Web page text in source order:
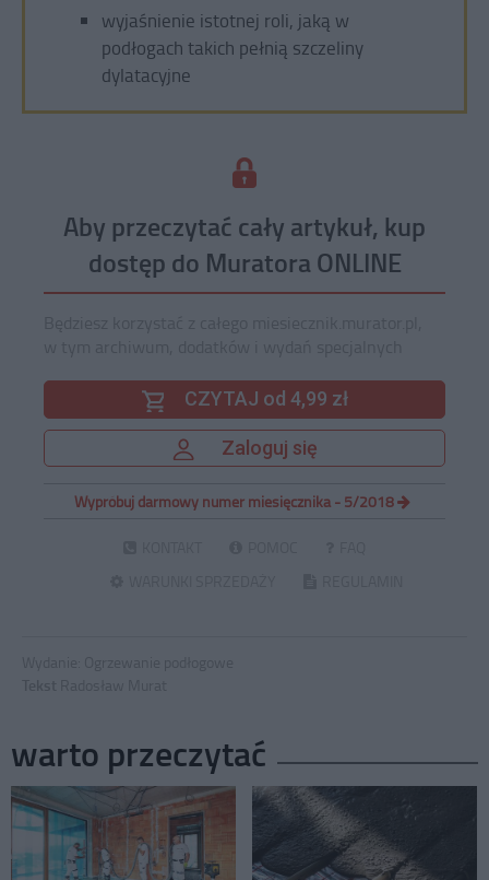
wyjaśnienie istotnej roli, jaką w
podłogach takich pełnią szczeliny
dylatacyjne
Aby przeczytać cały artykuł, kup
dostęp do Muratora ONLINE
CZYTAJ od 4,99 zł
Zaloguj się
Wypróbuj darmowy numer miesięcznika - 5/2018
warto przeczytać